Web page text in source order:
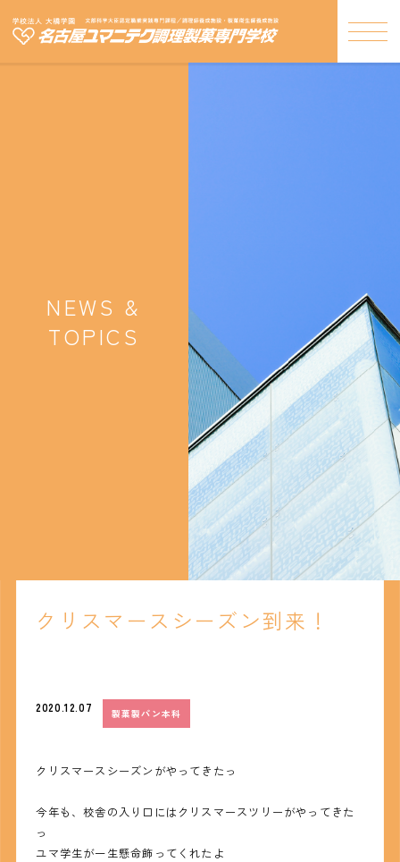
NEWS &
TOPICS
クリスマースシーズン到来！
2020.12.07 製菓製パン本科
クリスマースシーズンがやってきたっ
今年も、校舎の入り口にはクリスマースツリーがやってきた
っ
ユマ学生が一生懸命飾ってくれたよ